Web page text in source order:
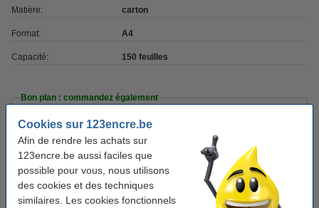
Cookies sur 123encre.be
Afin de rendre les achats sur
123encre.be aussi faciles que
possible pour vous, nous utilisons
des cookies et des techniques
similaires. Les cookies fonctionnels
Matière: carton
Format: A4
Capacité: 150 feuilles
Bon plan : commandez également
usages A4 45,7 x 21 mm (1200 étiquettes) -
blanc
16,95 €
Offre : 123encre ensemble de marqueurs
permanents industriels - noir/rouge/bleu